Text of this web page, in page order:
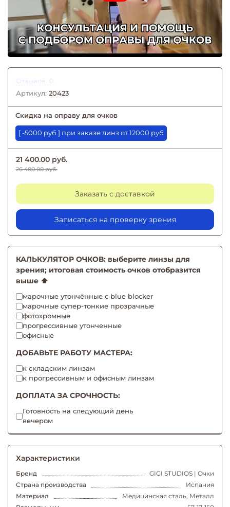
Отзывов: 0
Артикул: 20423
Скидка на оправу для очков
[ -5000 руб ] при заказе линз от 12000 руб
21 400.00 руб.
26 400.00 руб.
Заказать с доставкой
Записаться на проверку зрения
КАЛЬКУЛЯТОР ОЧКОВ: выберите линзы для
зрения; итоговая стоимость очков отобразится
выше ⬆️
марочные утончённые с blue blocker
марочные супер-тонкие прозрачные
фотохромные
прогрессивные утонченные
офисные
ДОБАВЬТЕ РАБОТУ МАСТЕРА:
к складским линзам
к прогрессивным и офисным линзам
ДОПЛАТА ЗА СРОЧНОСТЬ:
Готовность на следующий день
вечером
Характеристики
Бренд
GIGI STUDIOS | Очки
Страна производства
Испания
Материал
Медицинская сталь, Металл